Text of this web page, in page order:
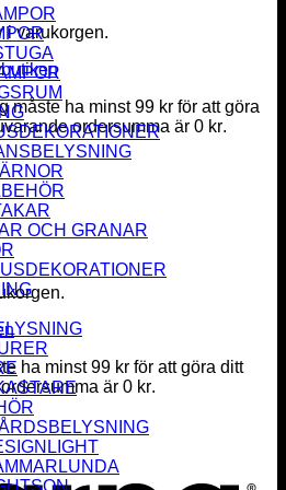
i varukorgen.
måste ha minst99 kr för att göra
ordersumma är 0 kr.
ha minst99 kr för att göra ditt
är 0 kr.
OCH GRANAR